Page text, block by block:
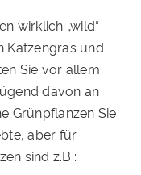
wirklich „wild“
Katzengras und
Sie vor allem
davon an
Grünpflanzen Sie
aber für
sind z.B.: